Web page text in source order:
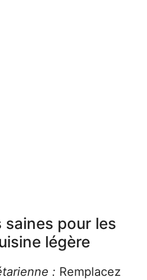
pour les
légère
: Remplacez